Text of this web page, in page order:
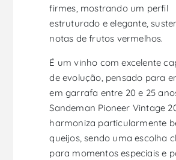
firmes, mostrando um perfil
estruturado e elegante,
notas de frutos vermelhos.
É um vinho com excelente
de evolução, pensado para
em garrafa entre 20 e 25
Sandeman Pioneer Vintage
harmoniza particularmente
queijos, sendo uma escolha
para momentos especiais e